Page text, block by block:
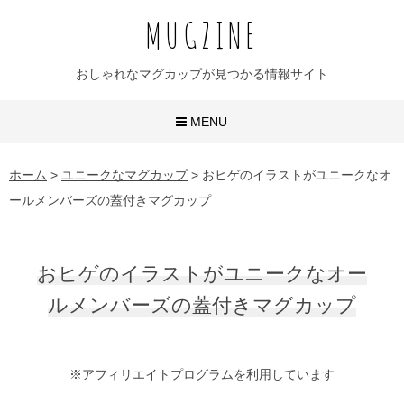
MUGZINE
おしゃれなマグカップが見つかる情報サイト
MENU
おしゃれなマグカップ
かわいいマグカップ
名入れマグカップ
ホーム > ユニークなマグカップ> おヒゲのイラストがユニークなオ
ールメンバーズの蓋付きマグカップ
おヒゲのイラストがユニークなオー
ルメンバーズの蓋付きマグカップ
※アフィリエイトプログラムを利用しています